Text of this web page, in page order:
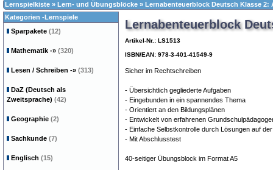
Lernspielkiste » Lern- und Übungsblöcke » Lernabenteuerblock Deutsch Klasse 2:
Lernabenteuerblock
Artikel-Nr.: LS1513
ISBN/EAN: 978-3-401-41549-9
Sicher im Rechtschreiben
- Übersichtlich gegliederte Aufgaben
- Eingebunden in ein spannendes Thema
- Orientiert an den Bildungsplänen
- Entwickelt von erfahrenen
- Einfache Selbstkontrolle durch Lösungen auf
- Mit Abschlusstest
40-seitiger Übungsblock im Format A5
Kategorien -Lernspiele
Sparpakete (12)
Mathematik -» (320)
Lesen / Schreiben -» (313)
DaZ (Deutsch als
Zweitsprache) (42)
Geographie (2)
Sachkunde (7)
Englisch (15)